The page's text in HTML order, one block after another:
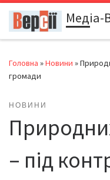
Перейти до вмісту
Медіа-
Головна »Новини »
громади
НОВИНИ
– під